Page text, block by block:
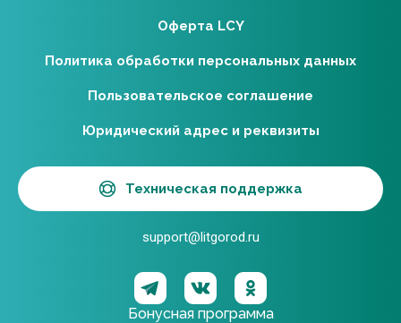
Бонусная программа
Оферта LCY
Политика обработки персональных данных
Пользовательское соглашение
Юридический адрес и реквизиты
Техническая поддержка
support@litgorod.ru